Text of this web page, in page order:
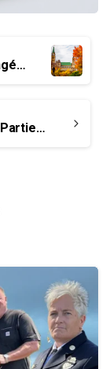
Groupe EB : bonification des congés et horaires flexibles discutés à la table
Bâtir un syndicat moderne – Partie IV : Instaurer la solidarité… une tâche bien difficile !